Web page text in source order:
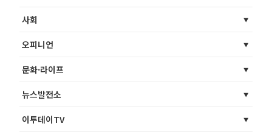
사회
오피니언
문화·라이프
뉴스발전소
이투데이TV